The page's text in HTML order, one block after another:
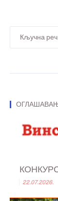
22.07.2026.